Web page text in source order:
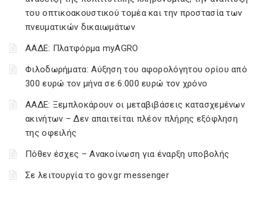
του οπτικοακουστικού τομέα και την προστασία των
πνευματικών δικαιωμάτων
ΑΑΔΕ: Πλατφόρμα myAGRO
Φιλοδωρήματα: Αύξηση του αφορολόγητου ορίου από
300 ευρώ τον μήνα σε 6.000 ευρώ τον χρόνο
ΑΑΔΕ: Ξεμπλοκάρουν οι μεταβιβάσεις κατασχεμένων
ακινήτων – Δεν απαιτείται πλέον πλήρης εξόφληση
της οφειλής
Πόθεν έσχες – Ανακοίνωση για έναρξη υποβολής
Σε λειτουργία το gov.gr messenger